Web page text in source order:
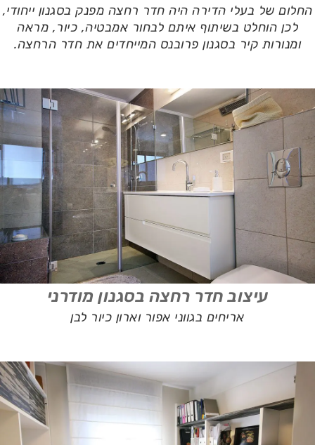
החלום של בעלי הדירה היה חדר רחצה מפנק בסגנון ייחודי,
לכן הוחלט בשיתוף איתם לבחור אמבטיה, כיור, מראה
ומנורות קיר בסגנון פרובנס המייחדים את חדר הרחצה.
עיצוב חדר רחצה בסגנון מודרני
אריחים בגווני אפור וארון כיור לבן